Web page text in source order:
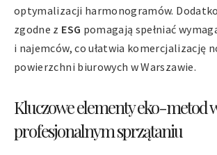
optymalizacji harmonogramów.
zgodne z ESG pomagają spełniać
i najemców, co ułatwia komercjalizację
powierzchni biurowych w Warszawie.
Kluczowe elementy eko-metod
profesjonalnym sprzątaniu